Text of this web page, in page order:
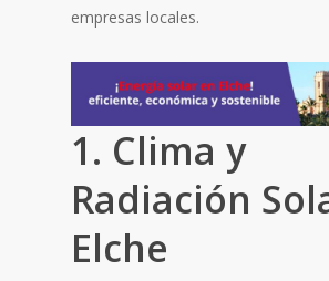
empresas locales.
1. Clima y
Radiación
Elche